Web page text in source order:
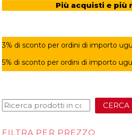
Più acquisti e più
3% di sconto per ordini di importo
5% di sconto per ordini di importo
CERCA
FILTRA PER PREZZO